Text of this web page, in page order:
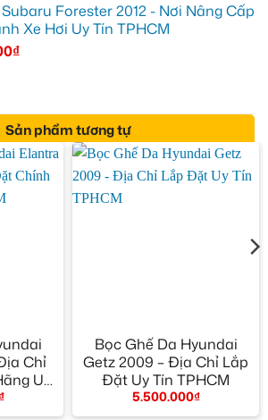
Forester 2012 - Nơi Nâng Cấp
Xe Hơi Uy Tín TPHCM
₫
Sản phẩm tương tự
Chỉ
Uy
Bọc Ghế Da Hyundai
Getz 2009 – Địa Chỉ Lắp
Đặt Uy Tín TPHCM
5.500.000₫